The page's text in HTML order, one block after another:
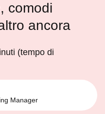
comodi
ancora
(tempo di
Manager